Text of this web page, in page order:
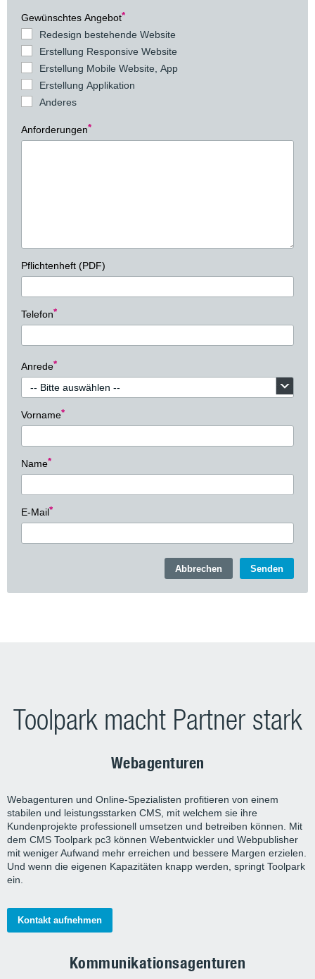
Gewünschtes Angebot
Redesign bestehende Website
Erstellung Responsive Website
Erstellung Mobile Website, App
Erstellung Applikation
Anderes
Anforderungen
Pflichtenheft (PDF)
Telefon
Anrede
Vorname
Name
E-Mail
Toolpark macht Partner stark
Webagenturen
Webagenturen und Online-Spezialisten profitieren von einem
stabilen und leistungsstarken CMS, mit welchem sie ihre
Kundenprojekte professionell umsetzen und betreiben können. Mit
dem CMS Toolpark pc3 können Webentwickler und Webpublisher
mit weniger Aufwand mehr erreichen und bessere Margen erzielen.
Und wenn die eigenen Kapazitäten knapp werden, springt Toolpark
ein.
Kontakt aufnehmen
Kommunikationsagenturen